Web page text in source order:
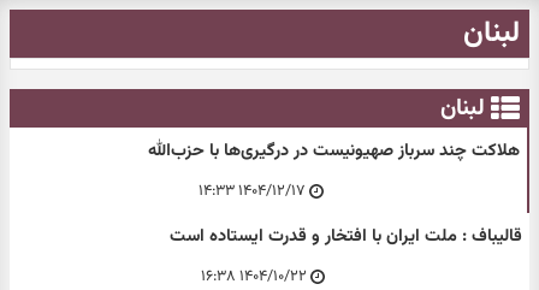
لبنان
لبنان
هلاکت چند سرباز صهیونیست در درگیری‌ها با حزب‌الله
۱۴۰۴/۱۲/۱۷ ۱۴:۳۳
قالیباف : ملت ایران با افتخار و قدرت ایستاده است
۱۴۰۴/۱۰/۲۲ ۱۶:۳۸